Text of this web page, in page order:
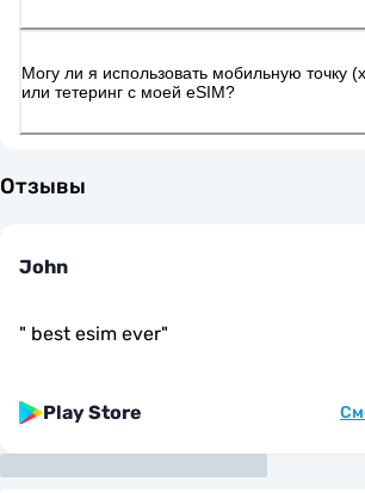
Могу ли я использовать мобильную точку
или тетеринг с моей eSIM?
Отзывы
John
" best esim ever"
Play Store